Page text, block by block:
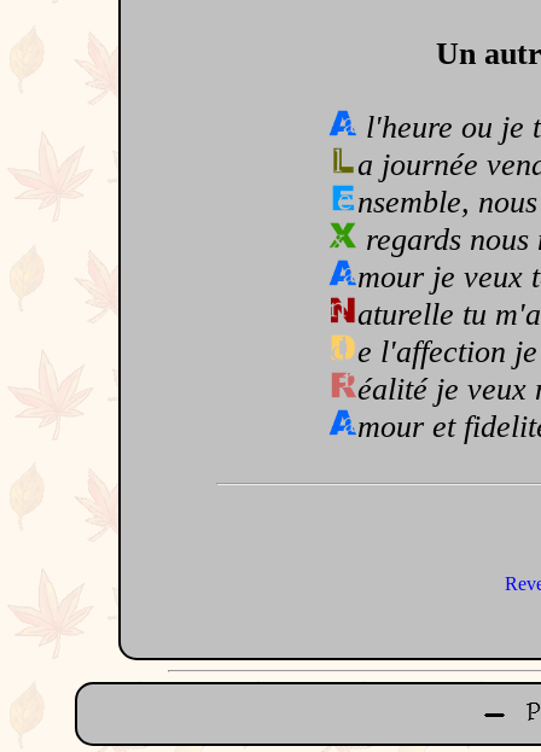
Un
l'heure ou je
a journée
nsemble,
regards nous
mour je veux
aturelle tu
e l'affection
éalité je veux
mour et